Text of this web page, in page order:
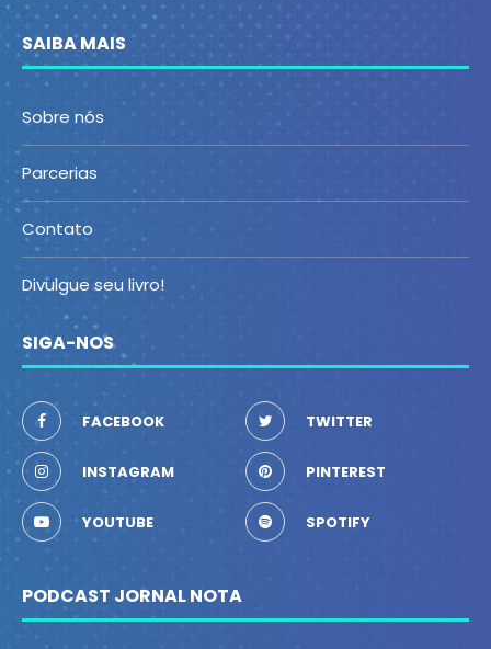
SAIBA MAIS
Sobre nós
Parcerias
Contato
Divulgue seu livro!
SIGA-NOS
FACEBOOK TWITTER
INSTAGRAM PINTEREST
YOUTUBE SPOTIFY
PODCAST JORNAL NOTA